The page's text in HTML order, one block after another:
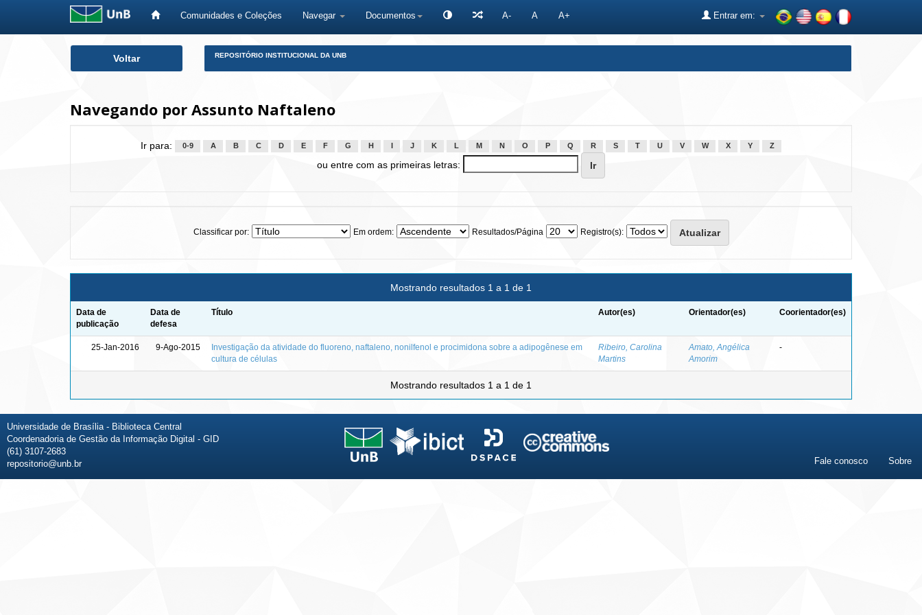
Comunidades e Coleções Navegar Documentos A- A A+ Entrar em:
Voltar REPOSITÓRIO INSTITUCIONAL DA UNB
Navegando por Assunto Naftaleno
Ir para: 0-9 A B C D E F G H J K L M N O P Q R S T U V W X Y Z
ou entre com as primeiras letras:
Classificar por: Em ordem: Resultados/Página Registro(s):
Mostrando resultados 1 a 1 de 1
Data de
publicação
Data de
defesa
Título Autor(es) Orientador(es) Coorientador(es)
25-Jan-2016 9-Ago-2015
Investigação da atividade do fluoreno, naftaleno, nonilfenol e procimidona sobre a adipogênese em
cultura de células
Ribeiro, Carolina
Martins
Amato, Angélica
Amorim
-
Mostrando resultados 1 a 1 de 1
Universidade de Brasília - Biblioteca Central
Coordenadoria de Gestão da Informação Digital - GID
(61) 3107-2683
repositorio@unb.br
Fale conosco Sobre